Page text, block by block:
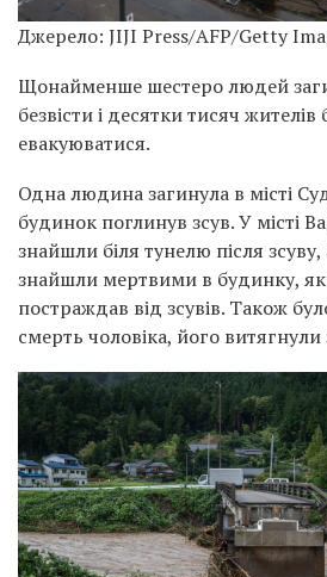
Джерело: JIJI Press/AFP/Getty
Щонайменше шестеро людей
безвісти і десятки тисяч
евакуюватися.
Одна людина загинула в місті
будинок поглинув зсув. У місті
знайшли біля тунелю після
знайшли мертвими в будинку,
постраждав від зсувів. Також
смерть чоловіка, його витягнули